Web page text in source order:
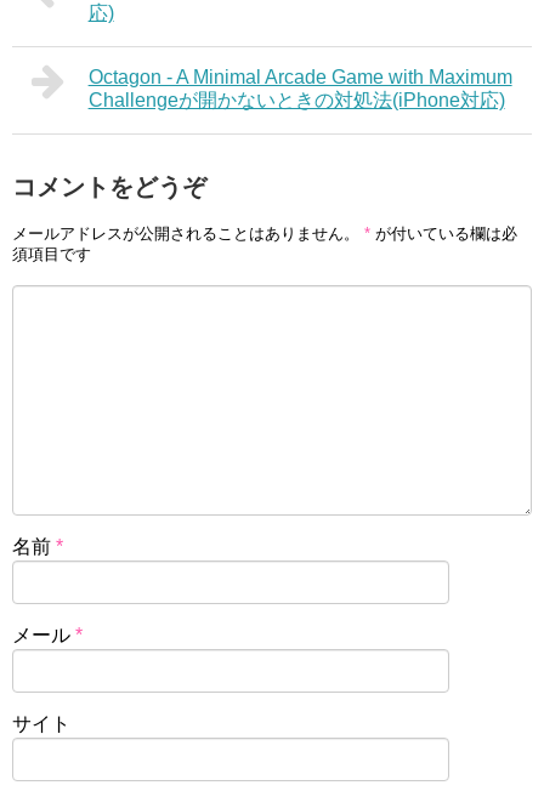
応)
Octagon - A Minimal Arcade Game with Maximum
Challengeが開かないときの対処法(iPhone対応)
コメントをどうぞ
メールアドレスが公開されることはありません。 * が付いている欄は必
須項目です
名前 *
メール *
サイト